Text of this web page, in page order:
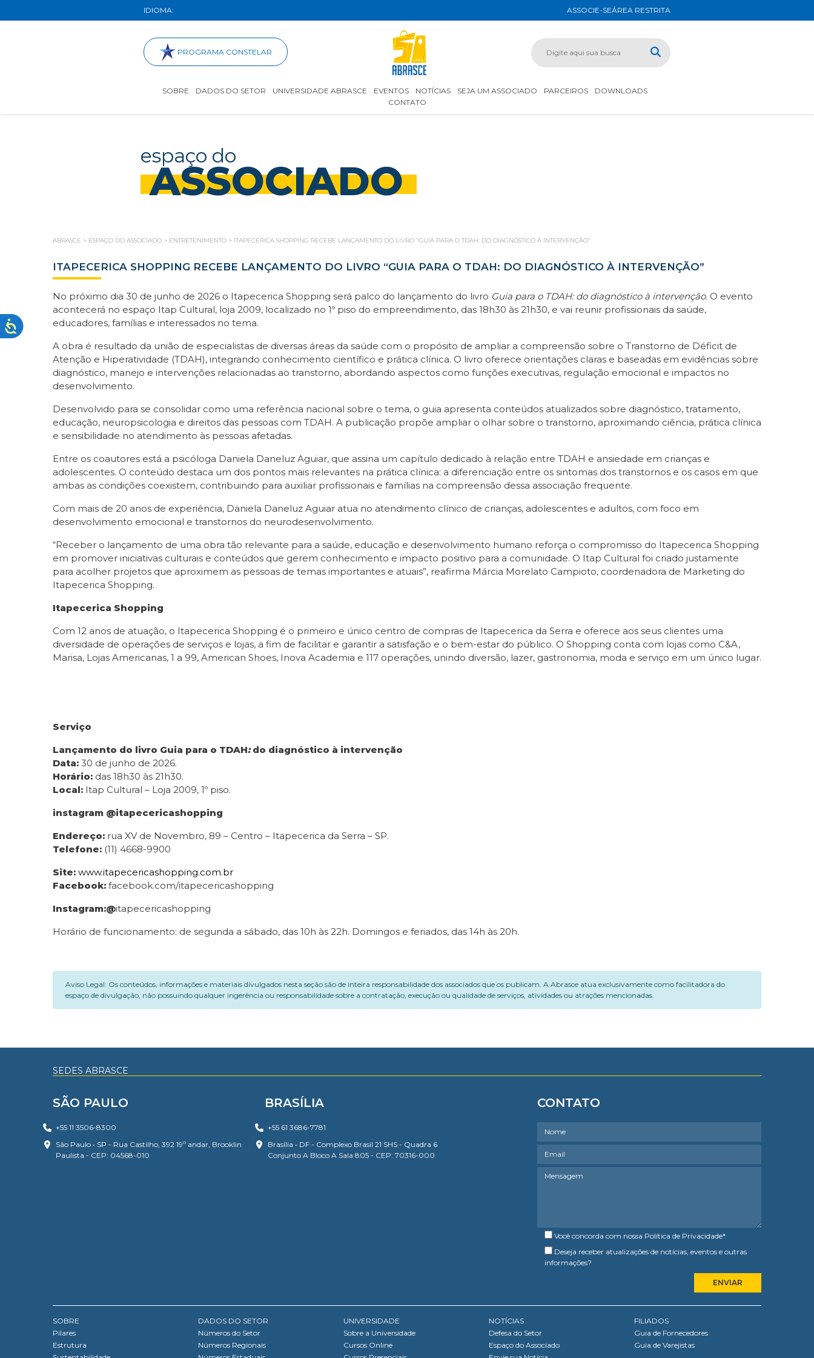
IDIOMA: ASSOCIE-SEÁREA RESTRITA
PROGRAMA CONSTELAR
SOBRE DADOS DO SETOR UNIVERSIDADE ABRASCE EVENTOS NOTÍCIAS SEJA UM ASSOCIADO PARCEIROS
DOWNLOADS
CONTATO
espaço do
ASSOCIADO
ABRASCE > ESPAÇO DO ASSOCIADO > ENTRETENIMENTO > ITAPECERICA SHOPPING RECEBE LANÇAMENTO DO LIVRO “GUIA PARA O TDAH: DO DIAGNÓSTICO À INTERVENÇÃO”
ITAPECERICA SHOPPING RECEBE LANÇAMENTO DO LIVRO “GUIA PARA O TDAH: DO DIAGNÓSTICO À INTERVENÇÃO”
No próximo dia 30 de junho de 2026 o Itapecerica Shopping será palco do lançamento do livro Guia para o TDAH: do diagnóstico à intervenção. O evento
acontecerá no espaço Itap Cultural, loja 2009, localizado no 1º piso do empreendimento, das 18h30 às 21h30, e vai reunir profissionais da saúde,
educadores, famílias e interessados no tema.
A obra é resultado da união de especialistas de diversas áreas da saúde com o propósito de ampliar a compreensão sobre o Transtorno de Déficit de
Atenção e Hiperatividade (TDAH), integrando conhecimento científico e prática clínica. O livro oferece orientações claras e baseadas em evidências sobre
diagnóstico, manejo e intervenções relacionadas ao transtorno, abordando aspectos como funções executivas, regulação emocional e impactos no
desenvolvimento.
Desenvolvido para se consolidar como uma referência nacional sobre o tema, o guia apresenta conteúdos atualizados sobre diagnóstico, tratamento,
educação, neuropsicologia e direitos das pessoas com TDAH. A publicação propõe ampliar o olhar sobre o transtorno, aproximando ciência, prática clínica
e sensibilidade no atendimento às pessoas afetadas.
Entre os coautores está a psicóloga Daniela Daneluz Aguiar, que assina um capítulo dedicado à relação entre TDAH e ansiedade em crianças e
adolescentes. O conteúdo destaca um dos pontos mais relevantes na prática clínica: a diferenciação entre os sintomas dos transtornos e os casos em que
ambas as condições coexistem, contribuindo para auxiliar profissionais e famílias na compreensão dessa associação frequente.
Com mais de 20 anos de experiência, Daniela Daneluz Aguiar atua no atendimento clínico de crianças, adolescentes e adultos, com foco em
desenvolvimento emocional e transtornos do neurodesenvolvimento.
“Receber o lançamento de uma obra tão relevante para a saúde, educação e desenvolvimento humano reforça o compromisso do Itapecerica Shopping
em promover iniciativas culturais e conteúdos que gerem conhecimento e impacto positivo para a comunidade. O Itap Cultural foi criado justamente
para acolher projetos que aproximem as pessoas de temas importantes e atuais”, reafirma Márcia Morelato Campioto, coordenadora de Marketing do
Itapecerica Shopping.
Itapecerica Shopping
Com 12 anos de atuação, o Itapecerica Shopping é o primeiro e único centro de compras de Itapecerica da Serra e oferece aos seus clientes uma
diversidade de operações de serviços e lojas, a fim de facilitar e garantir a satisfação e o bem-estar do público. O Shopping conta com lojas como C&A,
Marisa, Lojas Americanas, 1 a 99, American Shoes, Inova Academia e 117 operações, unindo diversão, lazer, gastronomia, moda e serviço em um único lugar.
Serviço
Lançamento do livro Guia para o TDAH: do diagnóstico à intervenção
Data: 30 de junho de 2026.
Horário: das 18h30 às 21h30.
Local: Itap Cultural – Loja 2009, 1º piso.
instagram @itapecericashopping
Endereço: rua XV de Novembro, 89 – Centro – Itapecerica da Serra – SP.
Telefone: (11) 4668-9900
Site: www.itapecericashopping.com.br
Facebook: facebook.com/itapecericashopping
Instagram:@itapecericashopping
Horário de funcionamento: de segunda a sábado, das 10h às 22h. Domingos e feriados, das 14h às 20h.
Aviso Legal: Os conteúdos, informações e materiais divulgados nesta seção são de inteira responsabilidade dos associados que os publicam. A Abrasce atua exclusivamente como facilitadora do
espaço de divulgação, não possuindo qualquer ingerência ou responsabilidade sobre a contratação, execução ou qualidade de serviços, atividades ou atrações mencionadas.
SEDES ABRASCE
SÃO PAULO
+55 11 3506-8300
São Paulo • SP - Rua Castilho, 392 19º andar, Brooklin
Paulista - CEP: 04568-010
BRASÍLIA
+55 61 3686-7781
Brasília • DF - Complexo Brasil 21 SHS - Quadra 6
Conjunto A Bloco A Sala 805 - CEP: 70316-000
CONTATO
Você concorda com nossa Política de Privacidade*
Deseja receber atualizações de notícias, eventos e outras
informações?
SOBRE
Pilares
Estrutura
DADOS DO SETOR
Números do Setor
Números Regionais
UNIVERSIDADE
Sobre a Universidade
Cursos Online
NOTÍCIAS
Defesa do Setor
Espaço do Associado
FILIADOS
Guia de Fornecedores
Guia de Varejistas